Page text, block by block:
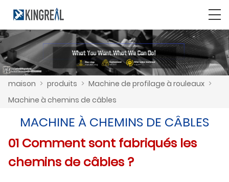
maison > produits > Machine de profilage à rouleaux >
Machine à chemins de câbles
MACHINE À CHEMINS DE CÂBLES
01 Comment sont fabriqués les
chemins de câbles ?